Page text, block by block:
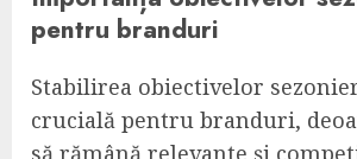
pentru branduri
Stabilirea obiectivelor
crucială pentru branduri,
să rămână relevante și